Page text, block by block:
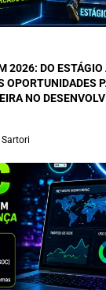
2026: DO ESTÁGIO
OPORTUNIDADES
NO